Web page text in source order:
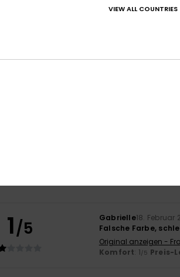
1/5 Gabrielle18. Februar
Falsche Farbe,
Original anzeigen -
Komfort: 1/5 Preis-
VIEW ALL COUNTRIES